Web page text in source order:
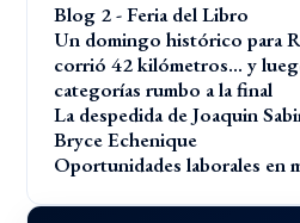
Blog 2 - Feria del Libro
Un domingo histórico para
corrió 42 kilómetros… y
categorías rumbo a la final
La despedida de Joaquin
Bryce Echenique
Oportunidades laborales en